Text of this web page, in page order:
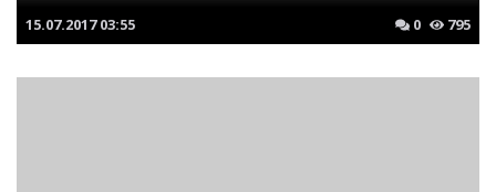
15.07.2017 03:55 0 795